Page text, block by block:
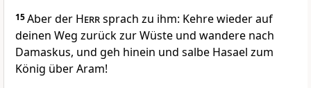
15Aber der Herrsprach zu ihm: Kehre wieder auf
deinen Weg zurück zur Wüste und wandere nach
Damaskus, und geh hinein und salbe Hasael zum
König über Aram!